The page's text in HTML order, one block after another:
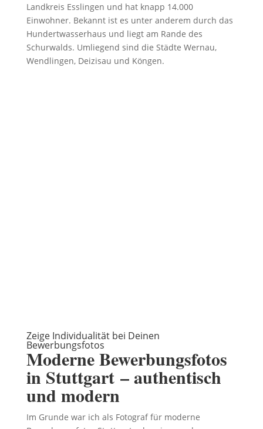
Landkreis Esslingen und hat knapp 14.000
Einwohner. Bekannt ist es unter anderem durch das
Hundertwasserhaus und liegt am Rande des
Schurwalds. Umliegend sind die Städte Wernau,
Wendlingen, Deizisau und Köngen.
Zeige Individualität bei Deinen
Bewerbungsfotos
Moderne Bewerbungsfotos
in Stuttgart – authentisch
und modern
Im Grunde war ich als Fotograf für moderne